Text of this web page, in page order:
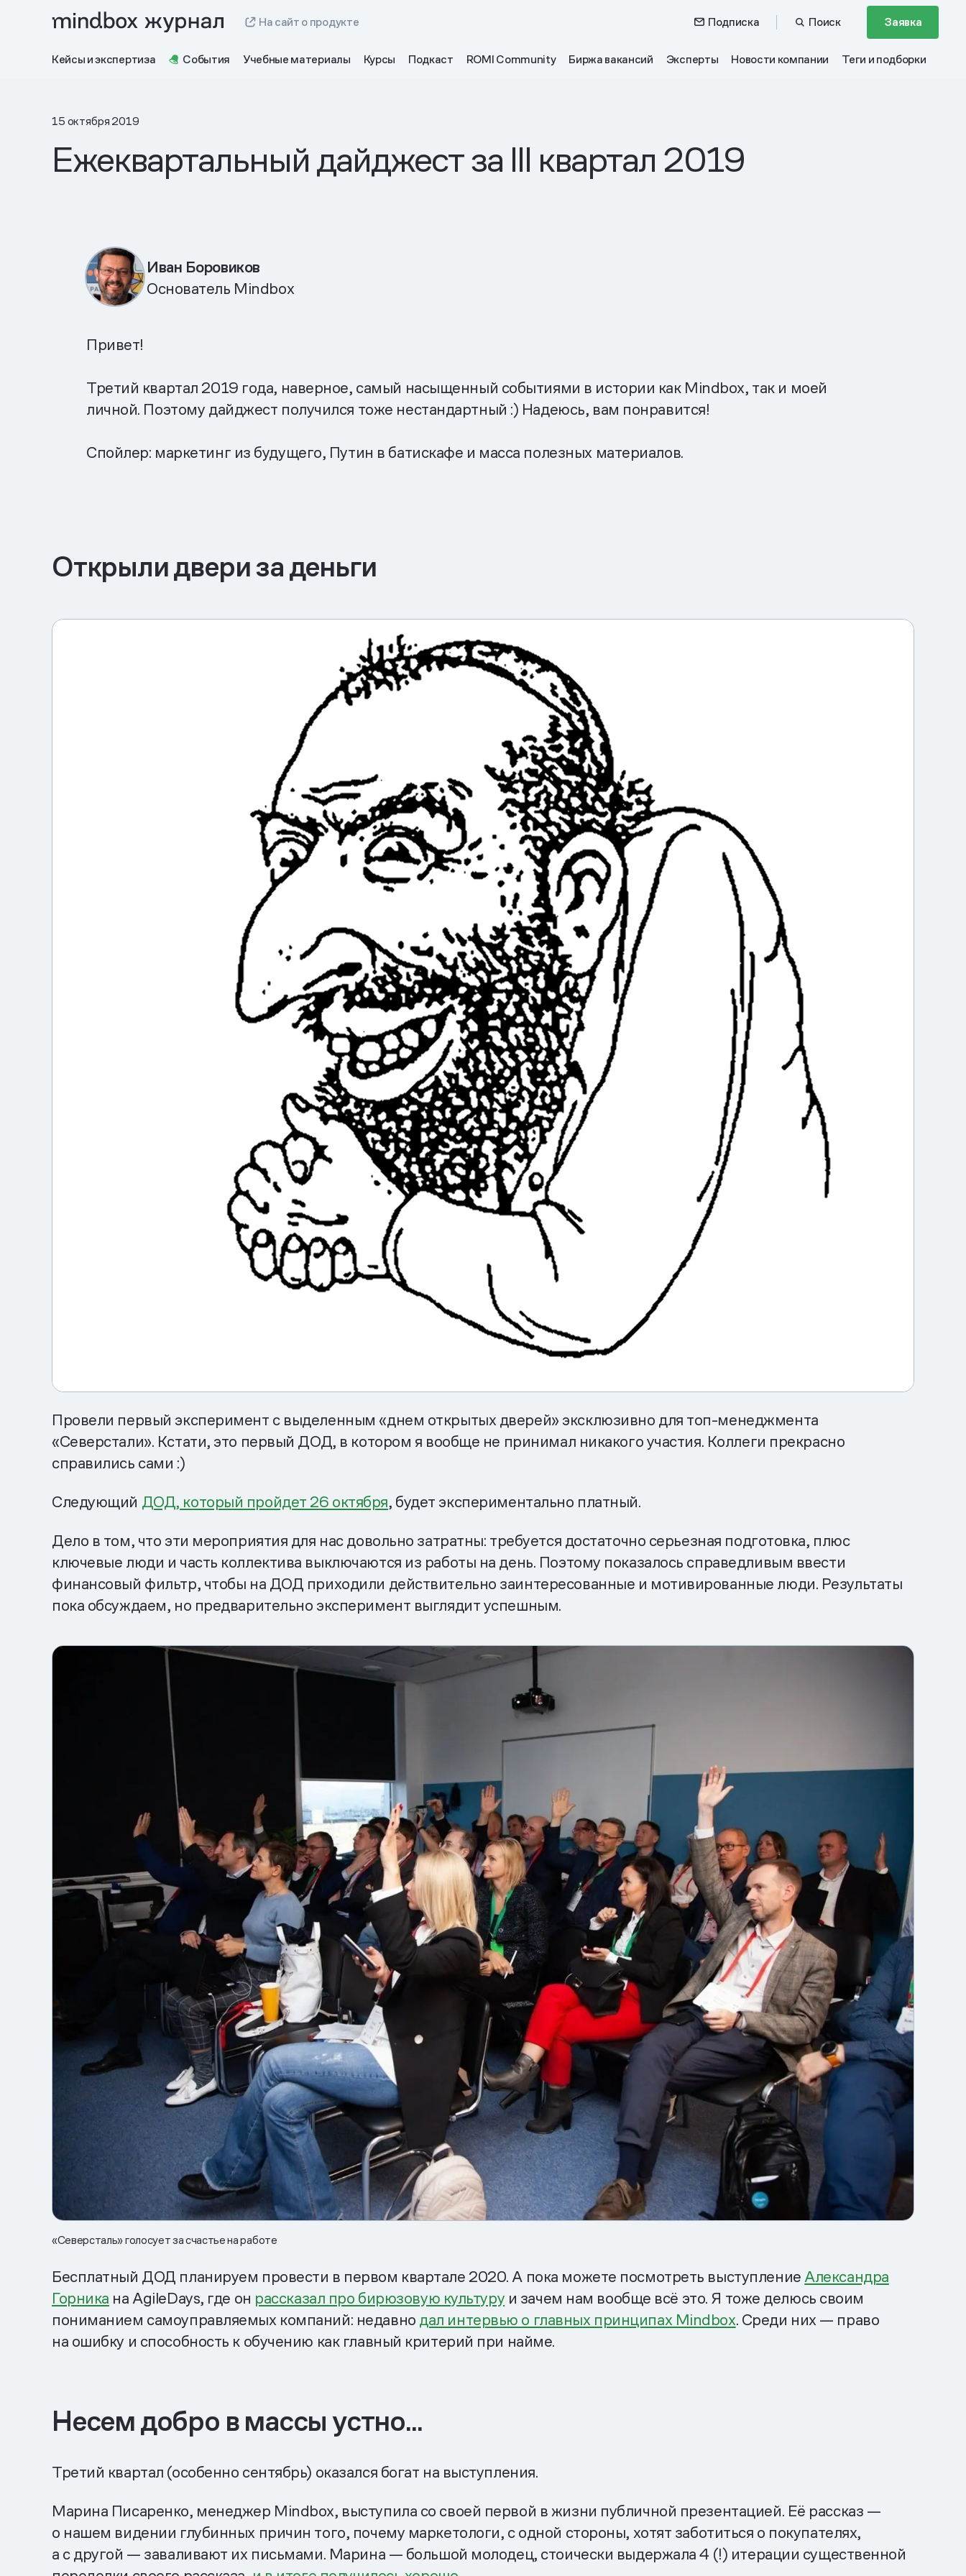
На сайт о продукте Подписка Поиск Заявка
Кейсы и экспертиза События Учебные материалы Курсы Подкаст ROMI Community Биржа вакансий Эксперты Новости компании Теги и подборки
15 октября 2019
Ежеквартальный дайджест за III квартал 2019
Иван Боровиков
Основатель Mindbox
Привет!
Третий квартал 2019 года, наверное, самый насыщенный событиями в истории как Mindbox, так и моей
личной. Поэтому дайджест получился тоже нестандартный :) Надеюсь, вам понравится!
Спойлер: маркетинг из будущего, Путин в батискафе и масса полезных материалов.
Открыли двери за деньги
Провели первый эксперимент с выделенным «днем открытых дверей» эксклюзивно для топ-менеджмента
«Северстали». Кстати, это первый ДОД, в котором я вообще не принимал никакого участия. Коллеги прекрасно
справились сами :)
Следующий ДОД, который пройдет 26 октября, будет экспериментально платный.
Дело в том, что эти мероприятия для нас довольно затратны: требуется достаточно серьезная подготовка, плюс
ключевые люди и часть коллектива выключаются из работы на день. Поэтому показалось справедливым ввести
финансовый фильтр, чтобы на ДОД приходили действительно заинтересованные и мотивированные люди. Результаты
пока обсуждаем, но предварительно эксперимент выглядит успешным.
«Северсталь» голосует за счастье на работе
Бесплатный ДОД планируем провести в первом квартале 2020. А пока можете посмотреть выступлениеАлександра
Горника на AgileDays, где он рассказал про бирюзовую культуру и зачем нам вообще всё это. Я тоже делюсь своим
пониманием самоуправляемых компаний: недавно дал интервью о главных принципах Mindbox. Среди них — право
на ошибку и способность к обучению как главный критерий при найме.
Несем добро в массы устно...
Третий квартал (особенно сентябрь) оказался богат на выступления.
Марина Писаренко, менеджер Mindbox, выступила со своей первой в жизни публичной презентацией. Её рассказ —
о нашем видении глубинных причин того, почему маркетологи, с одной стороны, хотят заботиться о покупателях,
а с другой — заваливают их письмами. Марина — большой молодец, стоически выдержала 4 (!) итерации существенной